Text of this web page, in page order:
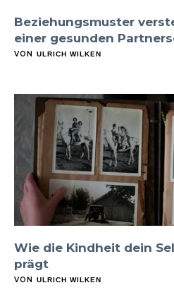
Beziehungsmuster
einer gesunden
VON ULRICH WILKEN
Wie die Kindheit dein
prägt
VON ULRICH WILKEN